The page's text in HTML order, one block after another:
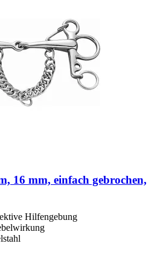
16 mm, einfach gebrochen,
Hilfengebung